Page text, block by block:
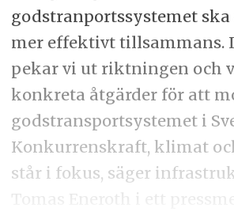
godstranportssystemet ska
mer effektivt tillsammans.
pekar vi ut riktningen och
konkreta åtgärder för att
godstransportsystemet i
Konkurrenskraft, klimat
står i fokus, säger
Tomas Eneroth i ett